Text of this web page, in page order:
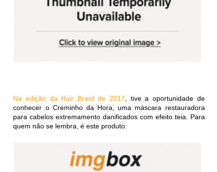
Na edição da Hair Brasil de 2017 , tive a oportunidade de
conhecer o Creminho da Hora, uma máscara restauradora
para cabelos extremamento danificados com efeito teia. Para
quem não se lembra, é este produto: